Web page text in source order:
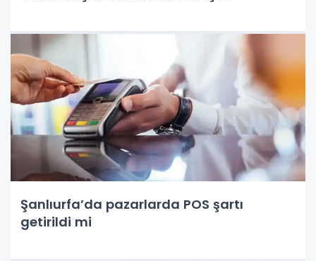
Şanlıurfa’da pazarlarda POS şartı
getirildi mi